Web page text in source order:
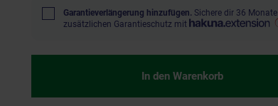
Garantieverlängerung hinzufügen. Sichere dir 36 Monate
zusätzlichen Garantieschutz mit
In den Warenkorb